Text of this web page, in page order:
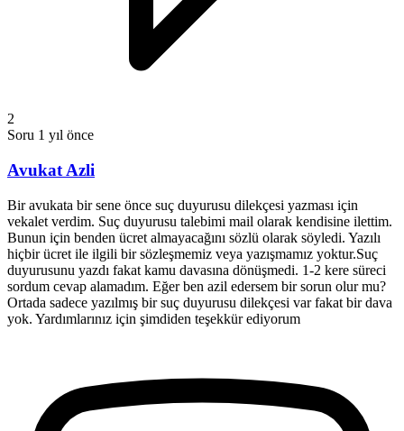
2
Soru 1 yıl önce
Avukat Azli
Bir avukata bir sene önce suç duyurusu dilekçesi yazması için
vekalet verdim. Suç duyurusu talebimi mail olarak kendisine ilettim.
Bunun için benden ücret almayacağını sözlü olarak söyledi. Yazılı
hiçbir ücret ile ilgili bir sözleşmemiz veya yazışmamız yoktur.Suç
duyurusunu yazdı fakat kamu davasına dönüşmedi. 1-2 kere süreci
sordum cevap alamadım. Eğer ben azil edersem bir sorun olur mu?
Ortada sadece yazılmış bir suç duyurusu dilekçesi var fakat bir dava
yok. Yardımlarınız için şimdiden teşekkür ediyorum